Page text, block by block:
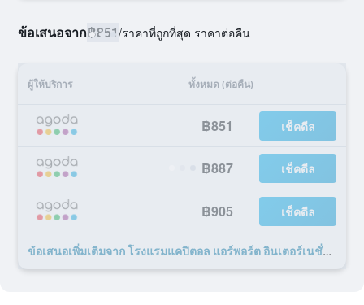
ข้อเสนอจาก฿851/ราคาที่ถูกที่สุด ราคาต่อคืน
ผู้ให้บริการ ทั้งหมด (ต่อคืน)
฿851 เช็คดีล
฿887 เช็คดีล
฿905 เช็คดีล
ข้อเสนอเพิ่มเติมจาก โรงแรมแคปิตอล แอร์พอร์ต อินเตอร์เนชั่นแนล 8 รายการ